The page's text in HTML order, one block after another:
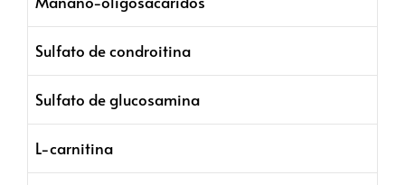
Sulfato de condroitina
Sulfato de glucosamina
L-carnitina